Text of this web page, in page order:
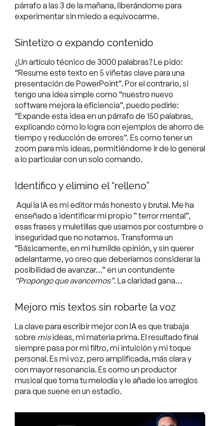
párrafo a las 3 de la mañana, liberándome para
experimentar sin miedo a equivocarme.
Sintetizo o expando contenido
¿Un artículo técnico de 3000 palabras? Le pido:
“Resume este texto en 5 viñetas clave para una
presentación de PowerPoint”. Por el contrario, si
tengo una idea simple como “nuestro nuevo
software mejora la eficiencia”, puedo pedirle:
“Expande esta idea en un párrafo de 150 palabras,
explicando cómo lo logra con ejemplos de ahorro de
tiempo y reducción de errores”. Es como tener un
zoom para mis ideas, permitiéndome ir de lo general
a lo particular con un solo comando.
Identifico y elimino el “relleno”
Aquí la IA es mi editor más honesto y brutal. Me ha
enseñado a identificar mi propio ” terror mental”,
esas frases y muletillas que usamos por costumbre o
inseguridad que no notamos. Transforma un
“Básicamente, en mi humilde opinión, y sin querer
adelantarme, yo creo que deberíamos considerar la
posibilidad de avanzar…” en un contundente
“Propongo que avancemos”. La claridad gana…
Mejoro mis textos sin robarte la voz
La clave para escribir mejor con IA es que trabaja
sobre misideas, mi materia prima. El resultado final
siempre pasa por mi filtro, mi intuición y mi toque
personal. Es mi voz, pero amplificada, más clara y
con mayor resonancia. Es como un productor
musical que toma tu melodía y le añade los arreglos
para que suene en un estadio.